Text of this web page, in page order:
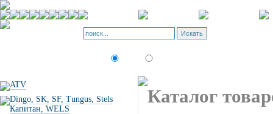
ATV
Dingo, SK, SF, Tungus, Stels
Капитан, WELS
Каталог